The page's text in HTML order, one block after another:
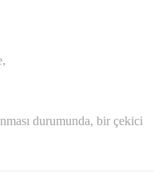
durumunda, bir çekici